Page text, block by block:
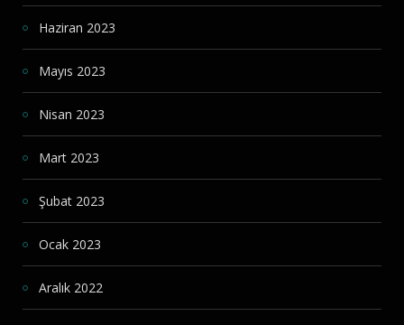
Haziran 2023
Mayıs 2023
Nisan 2023
Mart 2023
Şubat 2023
Ocak 2023
Aralık 2022